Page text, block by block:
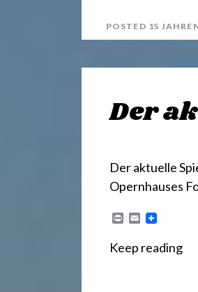
t
POSTED 15
Der
Der aktuelle
Opernhauses
n
E
i
Keep reading